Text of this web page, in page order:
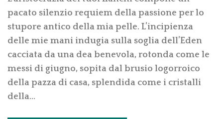
pacato silenzio requiem della passione per lo
stupore antico della mia pelle. L’incipienza
delle mie mani indugia sulla soglia dell’Eden
cacciata da una dea benevola, rotonda come le
messi di giugno, sopita dal brusio logorroico
della pazza di casa, splendida come i cristalli
della…